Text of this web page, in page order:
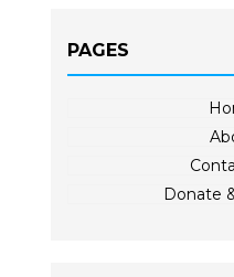
PAGES
Donate